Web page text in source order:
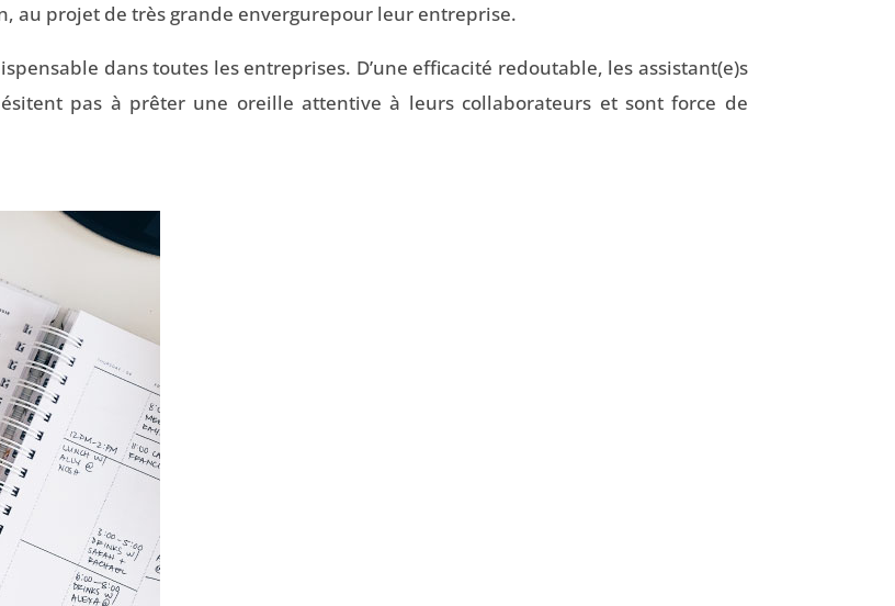
au projet de très grande envergurepour leur entreprise.
dans toutes les entreprises. D’une efficacité redoutable, les assistant(e)s
pas à prêter une oreille attentive à leurs collaborateurs et sont force de